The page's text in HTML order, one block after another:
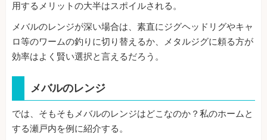
用するメリットの大半はスポイルされる。
メバルのレンジが深い場合は、素直にジグヘッドリグやキャ
ロ等のワームの釣りに切り替えるか、メタルジグに頼る方が
効率はよく賢い選択と言えるだろう。
メバルのレンジ
では、そもそもメバルのレンジはどこなのか？私のホームと
する瀬戸内を例に紹介する。